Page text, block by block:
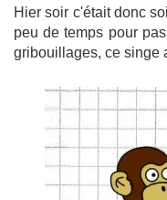
Hier soir c'était donc
peu de temps pour
gribouillages, ce singe